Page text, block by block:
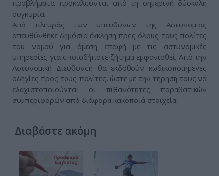
προβλήματα προκαλούνται από τη σημερινή δύσκολη
συγκυρία.
Από πλευράς των υπευθύνων της Αστυνομίας
απευθύνθηκε δημόσια έκκληση προς όλους τους πολίτες
του νομού για άμεση επαφή με τις αστυνομικές
υπηρεσίες για οποιοδήποτε ζήτημα εμφανισθεί. Από την
Αστυνομική Διεύθυνση θα εκδοθούν κωδικοποιημένες
οδηγίες προς τους πολίτες, ώστε με την τήρηση τους να
ελαχιστοποιούνται οι πιθανότητες παραβατικών
συμπεριφορών από διάφορα κακοποιά στοιχεία.
Διαβάστε ακόμη